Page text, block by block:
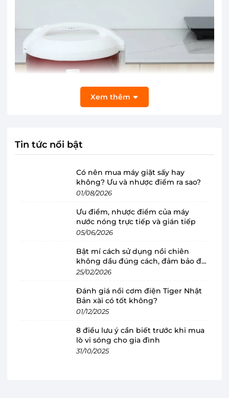
Kiểu dáng sang trọng, dung tích lớn, đáp
ứng nhu cầu của nhiều gia đình
Nồi cơm điện Cuckoosở hữu thiết kế hiện đại,
sang trọng, màu đỏ bắt mắt, phù hợp phong
lớp chống dính cao cấp và công nghệ nấu 3D
tiên tiến, đảm bảo hạt gạo chín đều, tơi xốp, giữ
gài Cuckoo 1.8 lít CR-1001V/RDWHCRVNCV có
dung tích 1.8 lít, có thể nấu khoảng 8-10 chén
cơm, đáp ứng nhu cầu cho 4-6 người.
Xem thêm
Tin tức nổi bật
Có nên mua máy giặt sấy hay
không? Ưu và nhược điểm ra sao?
01/08/2026
Ưu điểm, nhược điểm của máy
nước nóng trực tiếp và gián tiếp
05/06/2026
Bật mí cách sử dụng nồi chiên
không dầu đúng cách, đảm bảo độ
bền
25/02/2026
Đánh giá nồi cơm điện Tiger Nhật
Bản xài có tốt không?
01/12/2025
8 điều lưu ý cần biết trước khi mua
lò vi sóng cho gia đình
31/10/2025